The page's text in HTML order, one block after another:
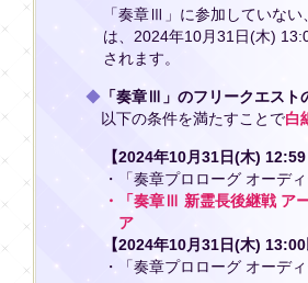
「奏章Ⅲ」に参加していな
は、2024年10月31日(木)
されます。
◆ 「奏章Ⅲ」のフリークエスト
以下の条件を満たすことで白
【2024年10月31日(木) 12:59
・「奏章プロローグ オーデ
・「奏章Ⅲ 新霊長後継戦 ア
ア
【2024年10月31日(木) 13:00
・「奏章プロローグ オーデ